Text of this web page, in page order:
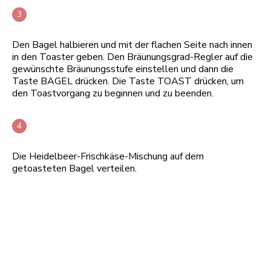
Den Bagel halbieren und mit der flachen Seite nach innen
in den Toaster geben. Den Bräunungsgrad-Regler auf die
gewünschte Bräunungsstufe einstellen und dann die
Taste BAGEL drücken. Die Taste TOAST drücken, um
den Toastvorgang zu beginnen und zu beenden.
Die Heidelbeer-Frischkäse-Mischung auf dem
getoasteten Bagel verteilen.